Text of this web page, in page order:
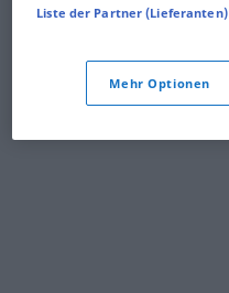
Liste der Partner (Lieferanten)
Mehr Optionen